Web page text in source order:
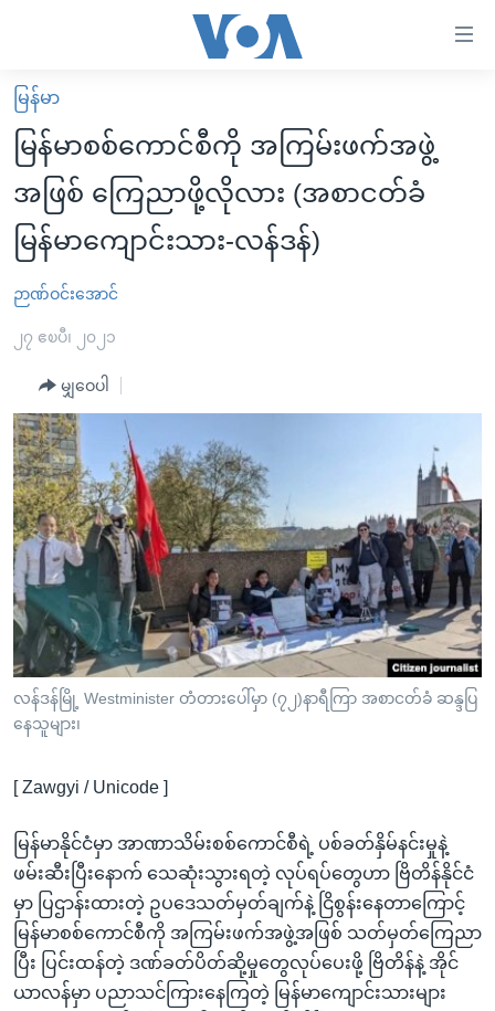
လွယ်ကူ
စေ
သည့်
Link
များ
ပင်မ
သို့
ကျော်
ကြည့်
ရန်
ပင်မ
အ
ညွန်း
စာမျက်နှာ
သို့
ကျော်
ကြည့်
ရန်
ရှာဖွေ
သို့
ကျော်
ရန်
မူလစာမျက်နှာ
မြန်မာ
ကမ္ဘာ့သတင်းများ
နိုင်ငံတကာ
အစ္စရေး-ပါလက်စတိုင်း
ဗွီဒီယို
အင်္ဂလိပ်စာလေ့လာမယ်
အမေရိကန်သုံးအီဒီယံ
မကြေးမုံရဲ့ အင်္ဂလိပ်စာ
ရုပ်ရှင်ထဲက အင်္ဂလိပ်စာ
သုတပဒေသာ အင်္ဂလိပ်စာ
အပတ်စဉ်ကဏ္ဍများ
ရေဒီယို
တီဗွီ
ရေဒီယိုနှင့်ရုပ်သံ အချက်အလက်များ
ရေဒီယို/တီဗွီအစီအစဉ်
Learning English
ဗွီအိုအေ လူမှုကွန်ယက်များ
ဘာသာစကားများ
မြန်မာ
မြန်မာစစ်ကောင်စီကို အကြမ်းဖက်အဖွဲ့
အဖြစ် ကြေညာဖို့လိုလား (အစာငတ်ခံ
မြန်မာကျောင်းသား-လန်ဒန်)
ဉာဏ်ဝင်းအောင်
၂၇ ဧၿပီ၊ ၂၀၂၁
မျှဝေပါ
လန်ဒန်မြို့ Westminister တံတားပေါ်မှာ (၇၂)နာရီကြာ အစာငတ်ခံ ဆန္ဒပြ
နေသူများ၊
[ Zawgyi / Unicode ]
မြန်မာနိုင်ငံမှာ အာဏာသိမ်းစစ်ကောင်စီရဲ့ ပစ်ခတ်နှိမ်နင်းမှုနဲ့
ဖမ်းဆီးပြီးနောက် သေဆုံးသွားရတဲ့ လုပ်ရပ်တွေဟာ ဗြိတိန်နိုင်ငံ
မှာ ပြဌာန်းထားတဲ့ ဥပဒေသတ်မှတ်ချက်နဲ့ ငြိစွန်းနေတာကြောင့်
မြန်မာစစ်ကောင်စီကို အကြမ်းဖက်အဖွဲ့အဖြစ် သတ်မှတ်ကြေညာ
ပြီး ပြင်းထန်တဲ့ ဒဏ်ခတ်ပိတ်ဆို့မှုတွေလုပ်ပေးဖို့ ဗြိတိန်နဲ့ အိုင်
ယာလန်မှာ ပညာသင်ကြားနေကြတဲ့ မြန်မာကျောင်းသားများ